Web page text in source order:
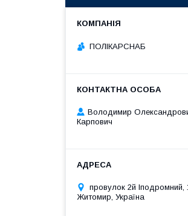
ПОЛІКАРСНАБ
Володимир
Карпович
провулок 2й Іподромний,
Житомир, Україна